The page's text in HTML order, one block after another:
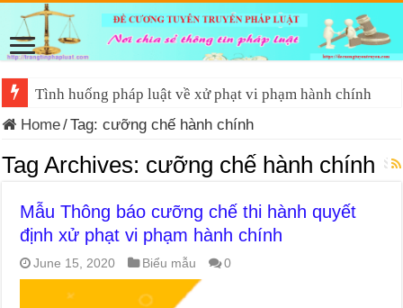
Tình huống pháp luật về xử phạt vi phạm hành chính
Home/Tag:cưỡng chế hành chính
Tag Archives: cưỡng chế hành chính
Mẫu Thông báo cưỡng chế thi hành quyết
định xử phạt vi phạm hành chính
June 15, 2020 Biểu mẫu 0